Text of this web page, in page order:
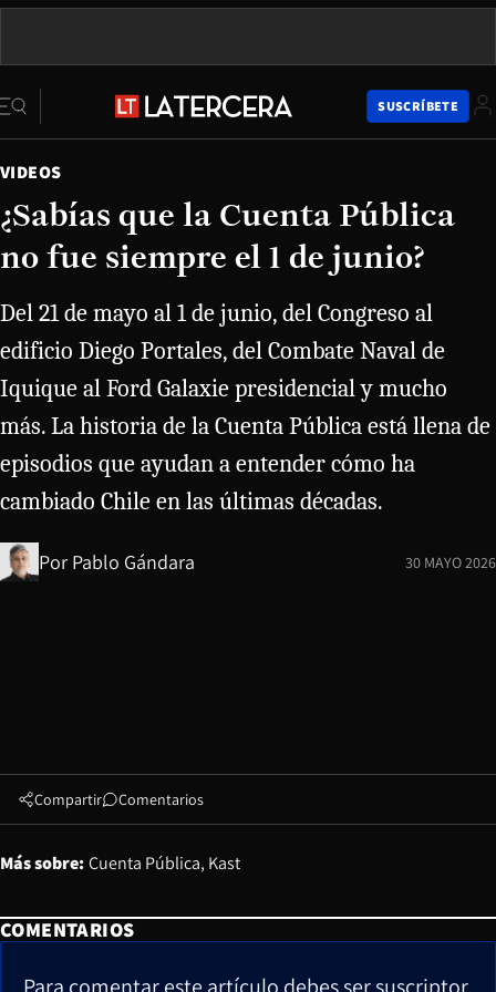
SUSCRÍBETE
VIDEOS
¿Sabías que la Cuenta Pública
no fue siempre el 1 de junio?
Del 21 de mayo al 1 de junio, del Congreso al
edificio Diego Portales, del Combate Naval de
Iquique al Ford Galaxie presidencial y mucho
más. La historia de la Cuenta Pública está llena de
episodios que ayudan a entender cómo ha
cambiado Chile en las últimas décadas.
Por Pablo Gándara 30 MAYO 2026
Compartir Comentarios
Más sobre:Cuenta Pública Kast
COMENTARIOS